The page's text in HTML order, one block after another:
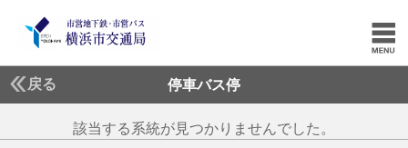
戻る 停車バス停
該当する系統が見つかりませんでした。